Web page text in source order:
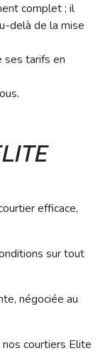
complet ; il
delà de la mise
ses tarifs en
efficace,
sur tout
négociée au
nos courtiers Elite